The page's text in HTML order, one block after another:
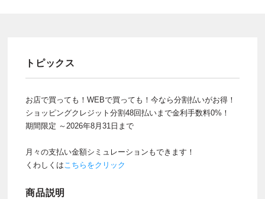
トピックス
お店で買っても！WEBで買っても！今なら分割払いがお得！
ショッピングクレジット分割48回払いまで金利手数料0%！
期間限定 ～2026年8月31日まで
月々の支払い金額シミュレーションもできます！
くわしくはこちらをクリック
商品説明